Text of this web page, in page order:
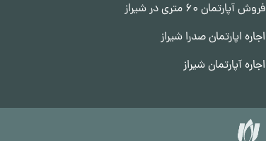
فروش آپارتمان 60 متری در شیراز
اجاره اپارتمان صدرا شیراز
اجاره آپارتمان شیراز